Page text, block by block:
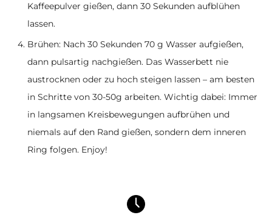
Kaffeepulver gießen, dann 30 Sekunden aufblühen
lassen.
Brühen: Nach 30 Sekunden 70 g Wasser aufgießen,
dann pulsartig nachgießen. Das Wasserbett nie
austrocknen oder zu hoch steigen lassen – am besten
in Schritte von 30-50g arbeiten. Wichtig dabei: Immer
in langsamen Kreisbewegungen aufbrühen und
niemals auf den Rand gießen, sondern dem inneren
Ring folgen. Enjoy!